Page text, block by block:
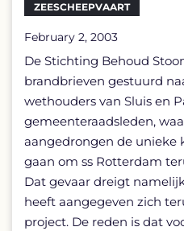
ZEESCHEEPVAART
February 2, 2003
De Stichting Behoud
brandbrieven gestuurd
wethouders van Sluis en
gemeenteraadsleden,
aangedrongen de unieke
gaan om ss Rotterdam
Dat gevaar dreigt
heeft aangegeven zich
project. De reden is dat